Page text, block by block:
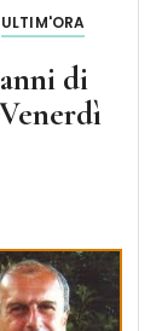
ULTIM'ORA
di